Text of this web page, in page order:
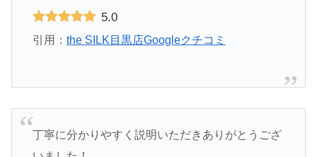
5.0
引用： the SILK目黒店Googleクチコミ
丁寧に分かりやすく説明いただきありがとうござ